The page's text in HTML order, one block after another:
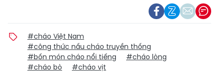
#cháo Việt Nam
#công thức nấu cháo truyền thống
#bốn món cháo nổi tiếng
#cháo lòng
#cháo bò
#cháo vịt